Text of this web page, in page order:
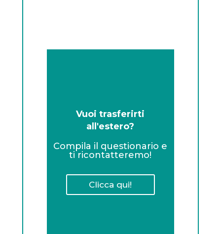
Vuoi trasferirti
all'estero?
Compila il questionario e
ti ricontatteremo!
Clicca qui!